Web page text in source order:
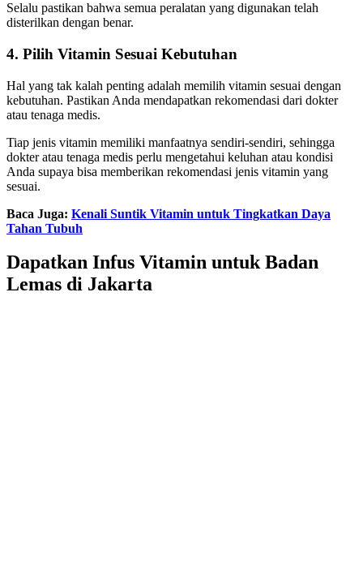
Selalu pastikan bahwa semua peralatan yang digunakan telah
disterilkan dengan benar.
4. Pilih Vitamin Sesuai Kebutuhan
Hal yang tak kalah penting adalah memilih vitamin sesuai dengan
kebutuhan. Pastikan Anda mendapatkan rekomendasi dari dokter
atau tenaga medis.
Tiap jenis vitamin memiliki manfaatnya sendiri-sendiri, sehingga
dokter atau tenaga medis perlu mengetahui keluhan atau kondisi
Anda supaya bisa memberikan rekomendasi jenis vitamin yang
sesuai.
Baca Juga: Kenali Suntik Vitamin untuk Tingkatkan Daya
Tahan Tubuh
Dapatkan Infus Vitamin untuk Badan
Lemas di Jakarta